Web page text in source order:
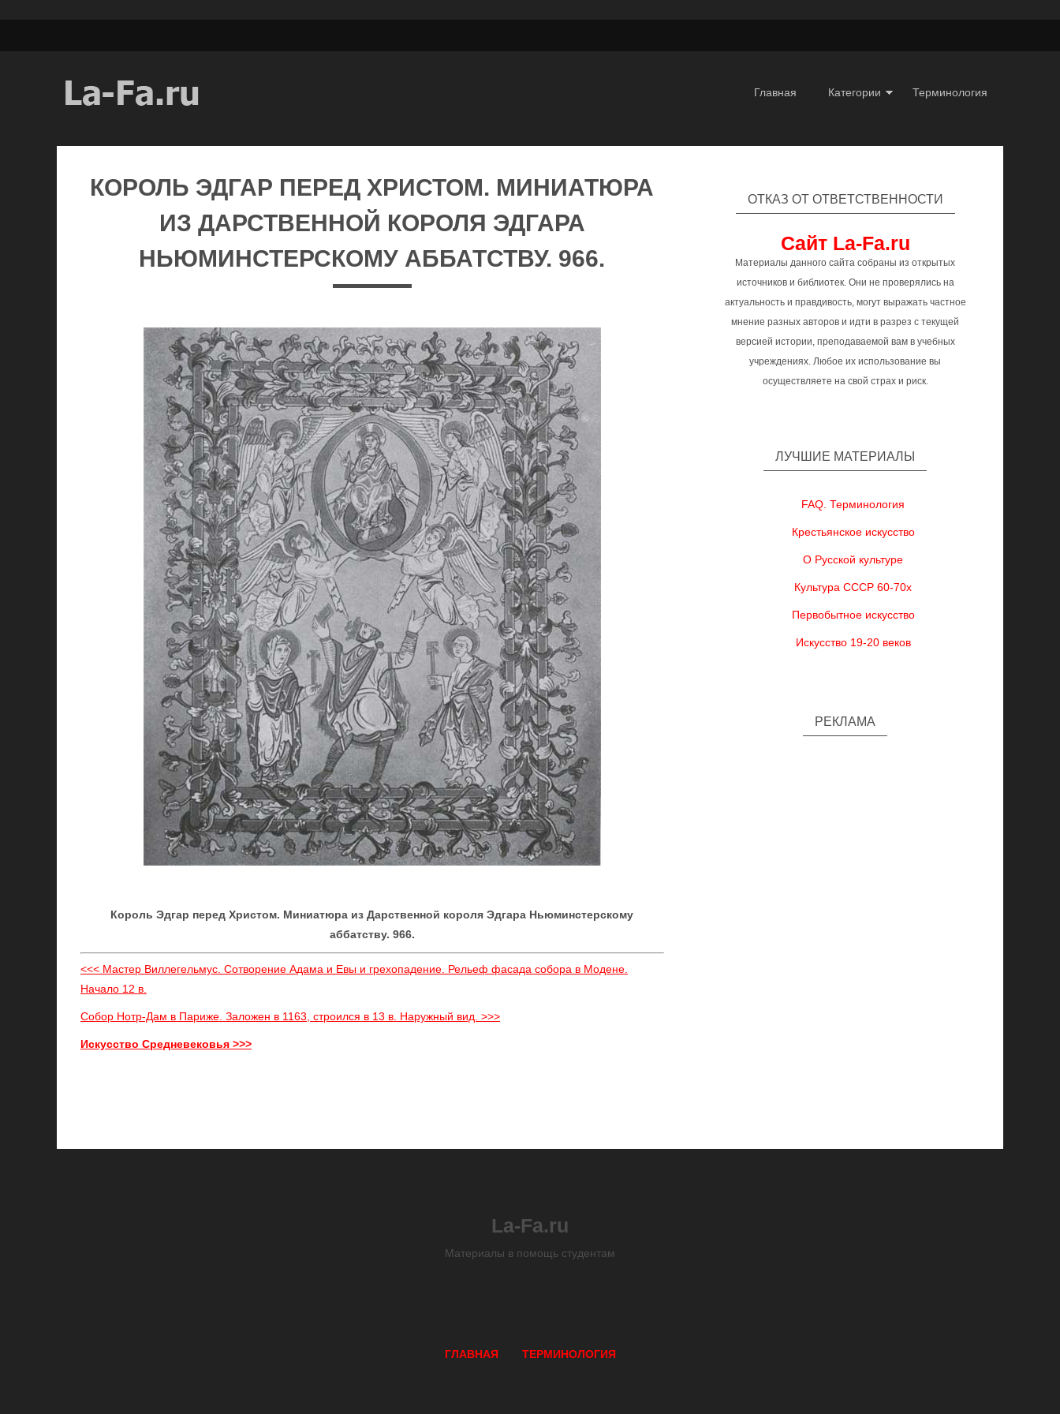
Главная Категории Терминология
КОРОЛЬ ЭДГАР ПЕРЕД ХРИСТОМ. МИНИАТЮРА
ИЗ ДАРСТВЕННОЙ КОРОЛЯ ЭДГАРА
НЬЮМИНСТЕРСКОМУ АББАТСТВУ. 966.
Король Эдгар перед Христом. Миниатюра из Дарственной короля Эдгара Ньюминстерскому
аббатству. 966.
<<< Мастер Виллегельмус. Сотворение Адама и Евы и грехопадение. Рельеф фасада собора в Модене.
Начало 12 в.
Собор Нотр-Дам в Париже. Заложен в 1163, строился в 13 в. Наружный вид. >>>
Искусство Средневековья >>>
ОТКАЗ ОТ ОТВЕТСТВЕННОСТИ
Сайт La-Fa.ru
Материалы данного сайта собраны из открытых
источников и библиотек. Они не проверялись на
актуальность и правдивость, могут выражать частное
мнение разных авторов и идти в разрез с текущей
версией истории, преподаваемой вам в учебных
учреждениях. Любое их использование вы
осуществляете на свой страх и риск.
ЛУЧШИЕ МАТЕРИАЛЫ
FAQ. Терминология
Крестьянское искусство
О Русской культуре
Культура СССР 60-70х
Первобытное искусство
Искусство 19-20 веков
РЕКЛАМА
La-Fa.ru
Материалы в помощь студентам
ГЛАВНАЯ ТЕРМИНОЛОГИЯ